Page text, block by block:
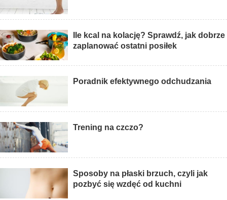
Ile kcal na kolację? Sprawdź, jak dobrze
zaplanować ostatni posiłek
Poradnik efektywnego odchudzania
Trening na czczo?
Sposoby na płaski brzuch, czyli jak
pozbyć się wzdęć od kuchni